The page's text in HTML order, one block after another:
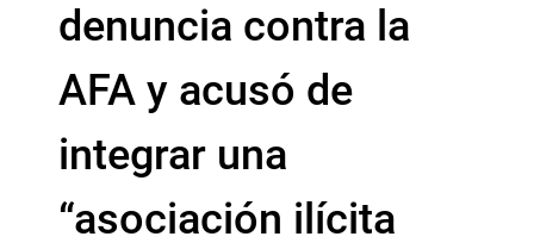
denuncia contra la
AFA y acusó de
integrar una
“asociación ilícita